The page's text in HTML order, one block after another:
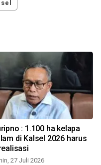
: 1.100 ha kelapa
di Kalsel 2026 harus
27 Juli 2026